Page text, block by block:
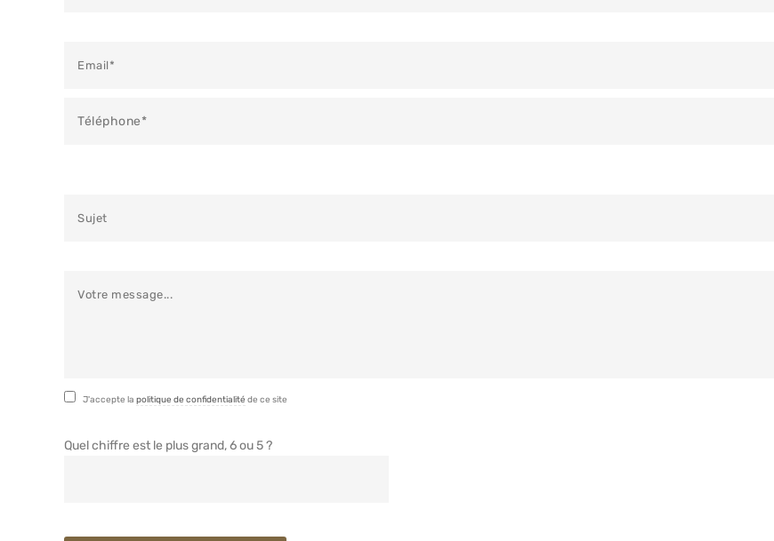
J'accepte lapolitique de confidentialité de ce site
Quel chiffre est le plus grand, 6 ou 5 ?